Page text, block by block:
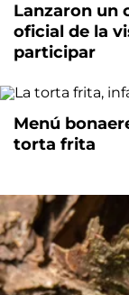
Lanzaron un
oficial de la
participar
Menú
torta frita